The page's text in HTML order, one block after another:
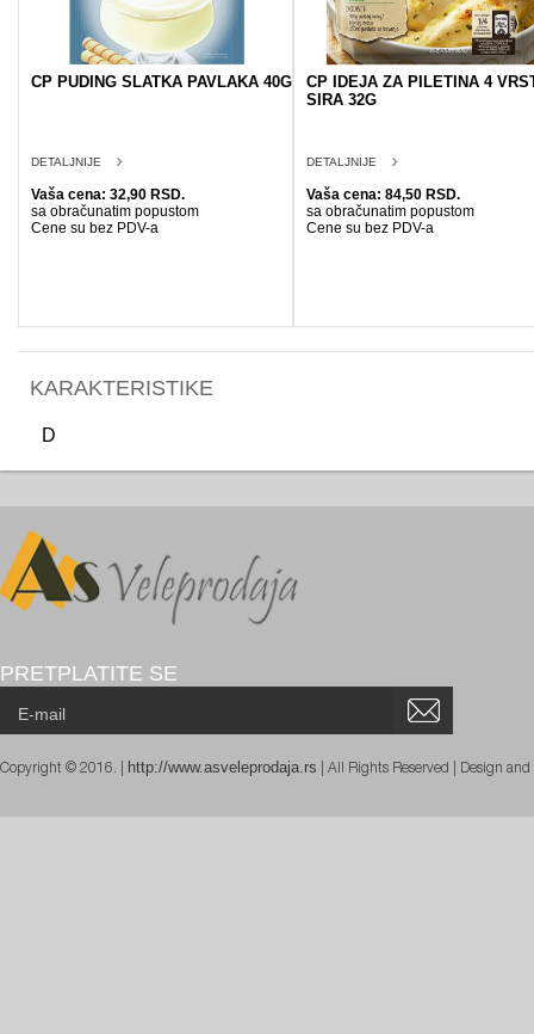
CP PUDING SLATKA PAVLAKA 40G
DETALJNIJE
Vaša cena: 32,90 RSD.
sa obračunatim popustom
Cene su bez PDV-a
CP IDEJA ZA PILETINA 4
SIRA 32G
DETALJNIJE
Vaša cena: 84,50 RSD.
sa obračunatim popustom
Cene su bez PDV-a
KARAKTERISTIKE
D
PRETPLATITE SE
Copyright © 2016. | http://www.asveleprodaja.rs | All Rights Reserved | Design